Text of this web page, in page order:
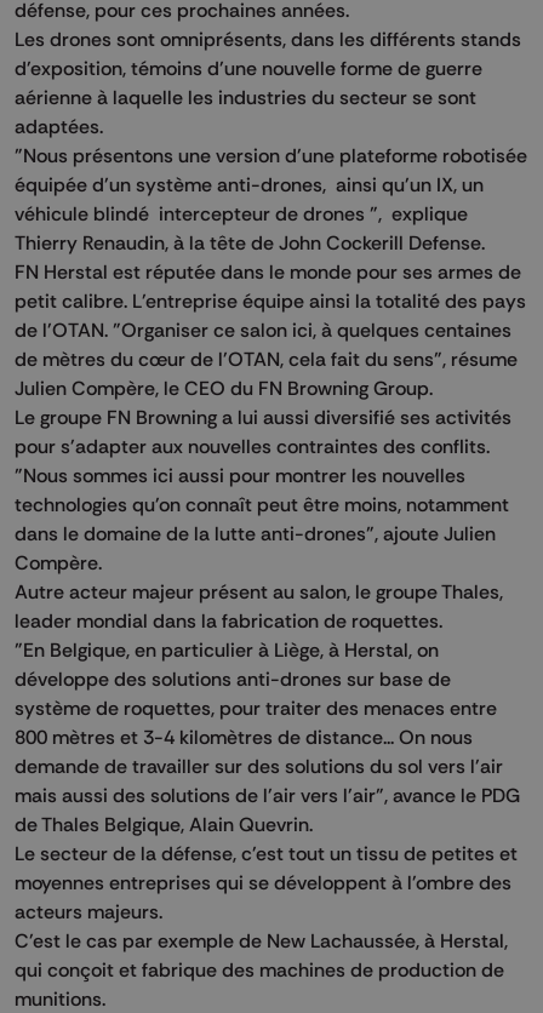
défense, pour ces prochaines années.
Les drones sont omniprésents, dans les différents stands
d'exposition, témoins d'une nouvelle forme de guerre
aérienne à laquelle les industries du secteur se sont
adaptées.
"Nous présentons une version d'une plateforme robotisée
équipée d'un système anti-drones, ainsi qu'un IX, un
véhicule blindé intercepteur de drones ", explique
Thierry Renaudin, à la tête de John Cockerill Defense.
FN Herstal est réputée dans le monde pour ses armes de
petit calibre. L'entreprise équipe ainsi la totalité des pays
de l'OTAN. "Organiser ce salon ici, à quelques centaines
de mètres du cœur de l'OTAN, cela fait du sens", résume
Julien Compère, le CEO du FN Browning Group.
Le groupe FN Browning a lui aussi diversifié ses activités
pour s'adapter aux nouvelles contraintes des conflits.
"Nous sommes ici aussi pour montrer les nouvelles
technologies qu'on connaît peut être moins, notamment
dans le domaine de la lutte anti-drones", ajoute Julien
Compère.
Autre acteur majeur présent au salon, le groupe Thales,
leader mondial dans la fabrication de roquettes.
"En Belgique, en particulier à Liège, à Herstal, on
développe des solutions anti-drones sur base de
système de roquettes, pour traiter des menaces entre
800 mètres et 3-4 kilomètres de distance... On nous
demande de travailler sur des solutions du sol vers l'air
mais aussi des solutions de l'air vers l'air", avance le PDG
de Thales Belgique, Alain Quevrin.
Le secteur de la défense, c'est tout un tissu de petites et
moyennes entreprises qui se développent à l'ombre des
acteurs majeurs.
C'est le cas par exemple de New Lachaussée, à Herstal,
qui conçoit et fabrique des machines de production de
munitions.